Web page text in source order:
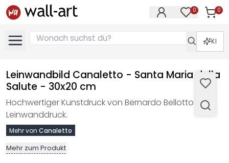
0 0
KI
Leinwandbild Canaletto - Santa Maria della
Salute - 30x20 cm
Hochwertiger Kunstdruck von Bernardo Bellotto als
Leinwanddruck.
Mehr von Canaletto
Mehr zum Produkt